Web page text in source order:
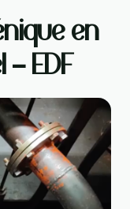
en
- EDF